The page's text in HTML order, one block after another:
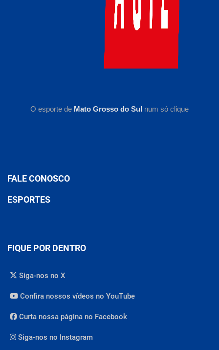
O esporte de Mato Grosso do Sul num só clique
FALE CONOSCO
ESPORTES
FIQUE POR DENTRO
Siga-nos no X
Confira nossos vídeos no YouTube
Curta nossa página no Facebook
Siga-nos no Instagram